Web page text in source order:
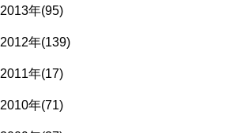
2013年(95)
2012年(139)
2011年(17)
2010年(71)